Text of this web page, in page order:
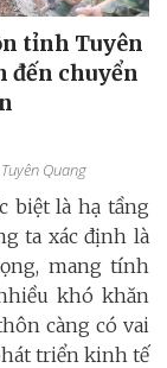
tỉnh Tuyên
đến chuyển
Quang
biệt là hạ tầng
ta xác định là
mang tính
khó khăn
càng có vai
triển kinh tế